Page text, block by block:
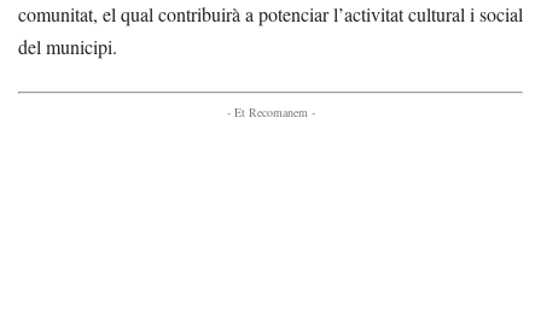
comunitat, el qual contribuirà a potenciar l’activitat cultural i social
del municipi.
- Et Recomanem -